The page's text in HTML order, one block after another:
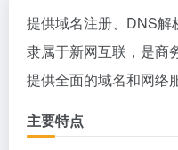
提供域名注册、DNS解
隶属于新网互联，是商
提供全面的域名和网络
主要特点